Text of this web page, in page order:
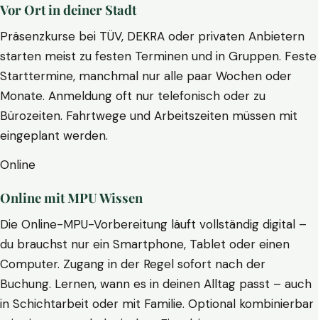
Vor Ort in deiner Stadt
Präsenzkurse bei TÜV, DEKRA oder privaten Anbietern
starten meist zu festen Terminen und in Gruppen. Feste
Starttermine, manchmal nur alle paar Wochen oder
Monate. Anmeldung oft nur telefonisch oder zu
Bürozeiten. Fahrtwege und Arbeitszeiten müssen mit
eingeplant werden.
Online
Online mit MPU Wissen
Die Online-MPU-Vorbereitung läuft vollständig digital –
du brauchst nur ein Smartphone, Tablet oder einen
Computer. Zugang in der Regel sofort nach der
Buchung. Lernen, wann es in deinen Alltag passt – auch
in Schichtarbeit oder mit Familie. Optional kombinierbar